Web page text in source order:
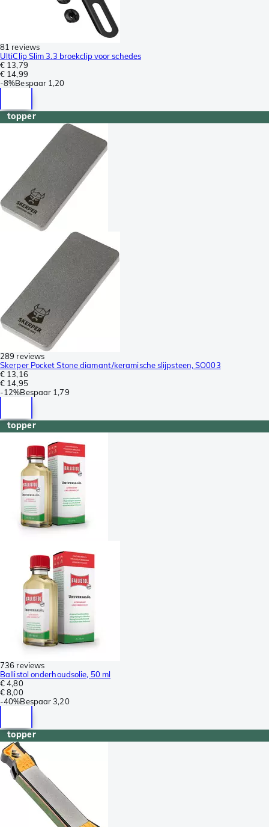
81 reviews
UltiClip Slim 3.3 broekclip voor schedes
€ 13,79
€ 14,99
-8%Bespaar 1,20
topper
289 reviews
Skerper Pocket Stone diamant/keramische slijpsteen, SO003
€ 13,16
€ 14,95
-12%Bespaar 1,79
topper
736 reviews
Ballistol onderhoudsolie, 50 ml
€ 4,80
€ 8,00
-40%Bespaar 3,20
topper